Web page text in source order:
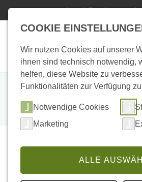
24h Notdienst 04491/
Du befindest dich hier:Start
COOKIE
Wir nutzen Cookies auf unserer
ihnen sind technisch notwendig,
helfen, diese Website zu
Funktionalitäten zur Verfügung
Notwendige Cookies
Marketing
ALLE